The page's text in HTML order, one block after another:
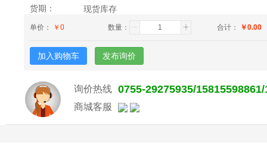
货期： 现货库存
单价： ￥ 0 数量： 合计： ￥0.00
加入购物车 发布询价
询价热线 0755-29275935/
商城客服